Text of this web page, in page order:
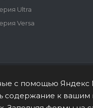
Ultra
Versa
с помощью Яндекс
содержание к